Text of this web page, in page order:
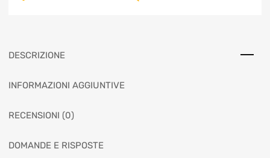
DESCRIZIONE
INFORMAZIONI AGGIUNTIVE
RECENSIONI (0)
DOMANDE E RISPOSTE